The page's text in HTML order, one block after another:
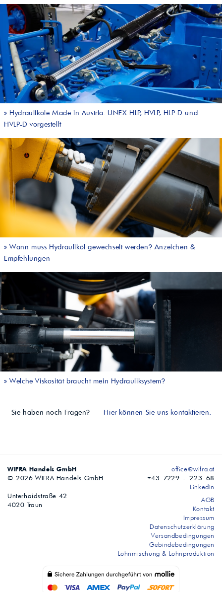
» Hydrauliköle Made in Austria: UNEX HLP, HVLP, HLP-D und
HVLP-D vorgestellt
» Wann muss Hydrauliköl gewechselt werden? Anzeichen &
Empfehlungen
» Welche Viskosität braucht mein Hydrauliksystem?
Sie haben noch Fragen? Hier können Sie uns kontaktieren.
WIFRA Handels GmbH
© 2026 WIFRA Handels GmbH
Unterhaidstraße 42
4020 Traun
office@wifra.at
+43 7229 - 223 68
LinkedIn
AGB
Kontakt
Impressum
Datenschutzerklärung
Versandbedingungen
Gebindebedingungen
Lohnmischung & Lohnproduktion